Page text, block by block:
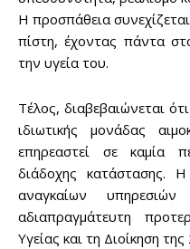
Η προσπάθεια
πίστη, έχοντας πάντα
την υγεία του.
Τέλος, διαβεβαιώνεται
ιδιωτικής μονάδας
επηρεαστεί σε καμία
διάδοχης κατάστασης.
αναγκαίων
αδιαπραγμάτευτη
Υγείας και τη Διοίκηση